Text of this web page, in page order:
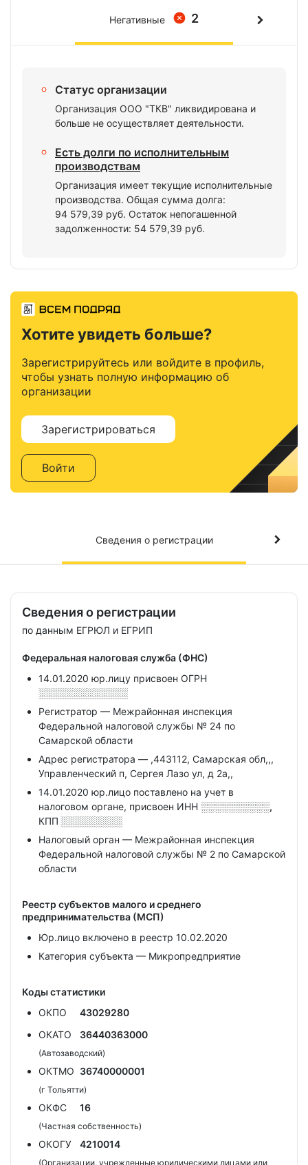
2
Негативные
Статус организации
Организация ООО "ТКВ" ликвидирована и
больше не осуществляет деятельности.
Есть долги по исполнительным
производствам
Организация имеет текущие исполнительные
производства. Общая сумма долга:
94 579,39 руб. Остаток непогашенной
задолженности: 54 579,39 руб.
Хотите увидеть больше?
Зарегистрируйтесь или войдите в профиль,
чтобы узнать полную информацию об
организации
Зарегистрироваться
Войти
Сведения о регистрации
Сведения о регистрации
по данным ЕГРЮЛ и ЕГРИП
Федеральная налоговая служба (ФНС)
14.01.2020 юр.лицу присвоен ОГРН
░░░░░░░░░░░░░
Регистратор — Межрайонная инспекция
Федеральной налоговой службы № 24 по
Самарской области
Адрес регистратора — ,443112, Самарская обл,,,
Управленческий п, Сергея Лазо ул, д 2а,,
14.01.2020 юр.лицо поставлено на учет в
налоговом органе, присвоен ИНН ░░░░░░░░░░,
КПП ░░░░░░░░░
Налоговый орган — Межрайонная инспекция
Федеральной налоговой службы № 2 по Самарской
области
Реестр субъектов малого и среднего
предпринимательства (МСП)
Юр.лицо включено в реестр 10.02.2020
Категория субъекта — Микропредприятие
Коды статистики
ОКПО
43029280
ОКАТО
36440363000
(Автозаводский)
ОКТМО 36740000001
(г Тольятти)
ОКФС 16
(Частная собственность)
ОКОГУ 4210014
(Организации, учрежденные юридическими лицами или